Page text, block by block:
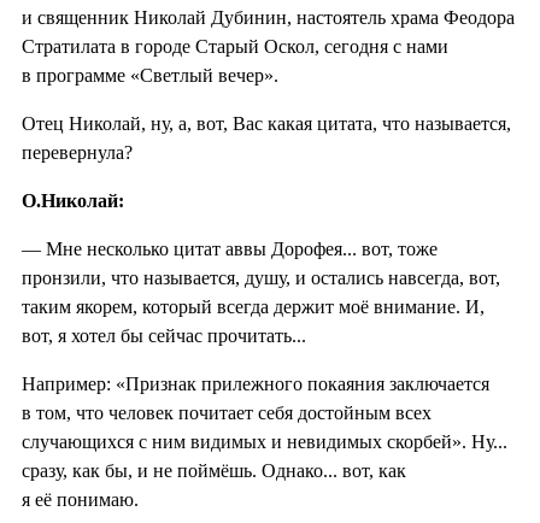
и священник Николай Дубинин, настоятель храма Феодора
Стратилата в городе Старый Оскол, сегодня с нами
в программе «Светлый вечер».
Отец Николай, ну, а, вот, Вас какая цитата, что называется,
перевернула?
О.Николай:
— Мне несколько цитат аввы Дорофея... вот, тоже
пронзили, что называется, душу, и остались навсегда, вот,
таким якорем, который всегда держит моё внимание. И,
вот, я хотел бы сейчас прочитать...
Например: «Признак прилежного покаяния заключается
в том, что человек почитает себя достойным всех
случающихся с ним видимых и невидимых скорбей». Ну...
сразу, как бы, и не поймёшь. Однако... вот, как
я её понимаю.